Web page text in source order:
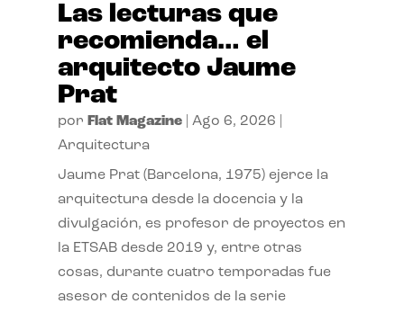
Las lecturas que
recomienda… el
arquitecto Jaume
Prat
por Flat Magazine| Ago 6, 2026
Arquitectura
Jaume Prat (Barcelona, 1975) ejerce la
arquitectura desde la docencia y la
divulgación, es profesor de proyectos en
la ETSAB desde 2019 y, entre otras
cosas, durante cuatro temporadas fue
asesor de contenidos de la serie